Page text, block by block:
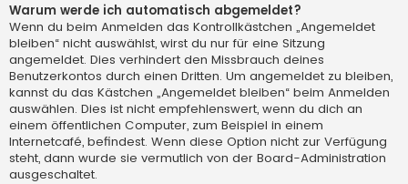
Warum werde ich automatisch abgemeldet?
Wenn du beim Anmelden das Kontrollkästchen „Angemeldet
bleiben“ nicht auswählst, wirst du nur für eine Sitzung
angemeldet. Dies verhindert den Missbrauch deines
Benutzerkontos durch einen Dritten. Um angemeldet zu bleiben,
kannst du das Kästchen „Angemeldet bleiben“ beim Anmelden
auswählen. Dies ist nicht empfehlenswert, wenn du dich an
einem öffentlichen Computer, zum Beispiel in einem
Internetcafé, befindest. Wenn diese Option nicht zur Verfügung
steht, dann wurde sie vermutlich von der Board-Administration
ausgeschaltet.